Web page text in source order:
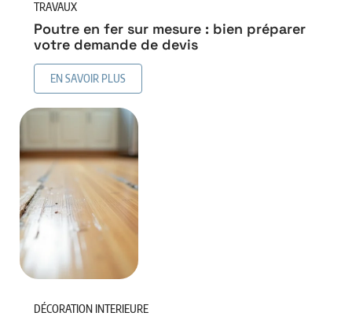
TRAVAUX
Poutre en fer sur mesure : bien préparer
votre demande de devis
EN SAVOIR PLUS
DÉCORATION INTERIEURE